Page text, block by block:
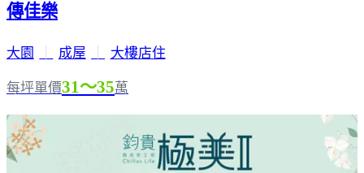
傳佳樂
大園 成屋 大樓店住
每坪單價31～35萬